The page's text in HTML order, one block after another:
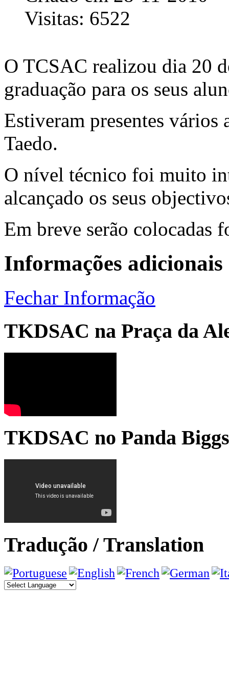
Visitas: 6522
O TCSAC realizou dia 20
graduação para os seus
Estiveram presentes vários
Taedo.
O nível técnico foi muito
alcançado os seus
Em breve serão colocadas
Informações adicionais
Fechar Informação
TKDSAC na Praça da
TKDSAC no Panda Biggs
Tradução / Translation